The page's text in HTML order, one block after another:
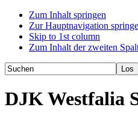
Zum Inhalt springen
Zur Hauptnavigation
Skip to 1st column
Zum Inhalt der zweiten
DJK Westfalia